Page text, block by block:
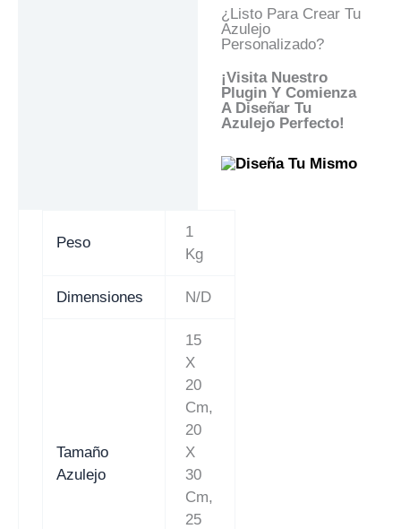
¿Listo Para Crear Tu
Azulejo
Personalizado?
¡Visita Nuestro
Plugin Y Comienza
A Diseñar Tu
Azulejo Perfecto!
Peso
1
Kg
Dimensiones N/D
Tamaño
Azulejo
15
X
20
Cm,
20
X
30
Cm,
25